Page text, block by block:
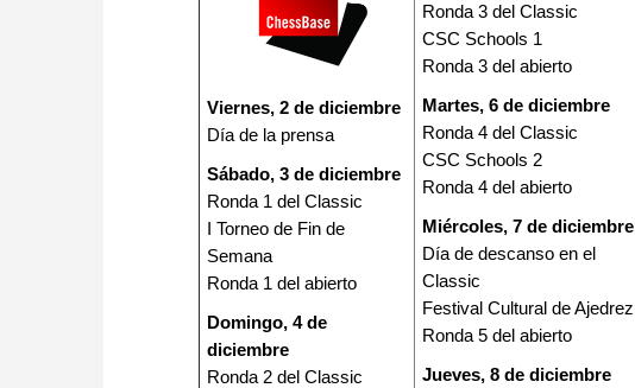
Viernes, 2 de diciembre
Día de la prensa
Sábado, 3 de diciembre
Ronda 1 del Classic
I Torneo de Fin de
Semana
Ronda 1 del abierto
Domingo, 4 de
diciembre
Ronda 2 del Classic
Ronda 3 del Classic
CSC Schools 1
Ronda 3 del abierto
Martes, 6 de diciembre
Ronda 4 del Classic
CSC Schools 2
Ronda 4 del abierto
Miércoles, 7 de diciembre
Día de descanso en el
Classic
Festival Cultural de Ajedrez
Ronda 5 del abierto
Jueves, 8 de diciembre